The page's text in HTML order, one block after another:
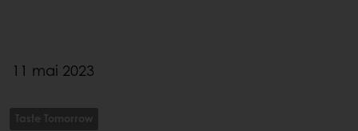
11 mai 2023
Taste Tomorrow